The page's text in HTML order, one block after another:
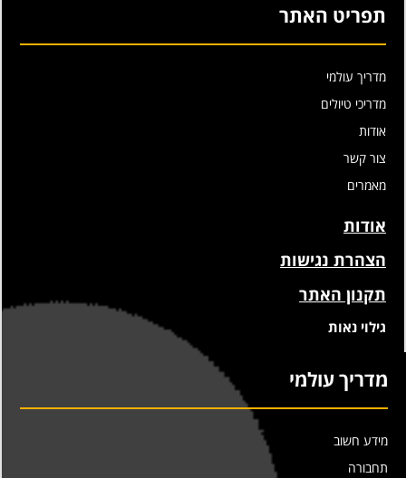
תפריט האתר
מדריך עולמי
מדריכי טיולים
אודות
צור קשר
מאמרים
אודות
הצהרת נגישות
תקנון האתר
גילוי נאות
מדריך עולמי
מידע חשוב
תחבורה